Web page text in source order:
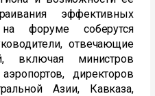
эффективных
форуме соберутся
отвечающие
включая министров
директоров
Азии, Кавказа,